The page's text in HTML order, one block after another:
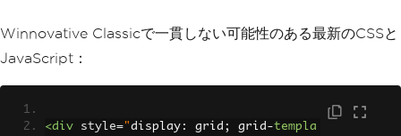
Winnovative Classicで一貫しない可能性のある最新のCSSと
JavaScript：
<div style="display : grid ; grid -templa